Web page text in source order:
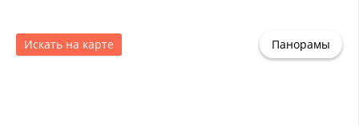
Искать на карте Панорамы